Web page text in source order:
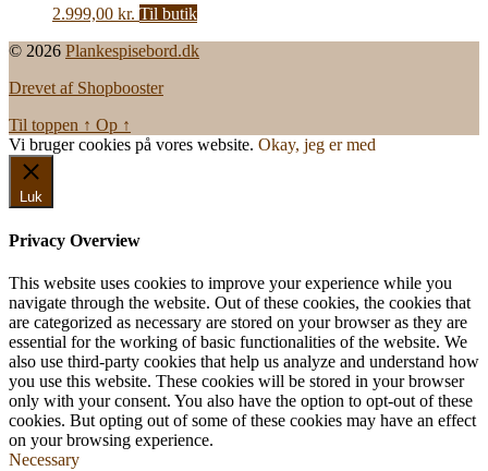
2.999,00 kr. Til butik
© 2026 Plankespisebord.dk
Drevet af Shopbooster
Til toppen ↑ Op ↑
Vi bruger cookies på vores website. Okay, jeg er med
Luk
Privacy Overview
This website uses cookies to improve your experience while you
navigate through the website. Out of these cookies, the cookies that
are categorized as necessary are stored on your browser as they are
essential for the working of basic functionalities of the website. We
also use third-party cookies that help us analyze and understand how
you use this website. These cookies will be stored in your browser
only with your consent. You also have the option to opt-out of these
cookies. But opting out of some of these cookies may have an effect
on your browsing experience.
Necessary